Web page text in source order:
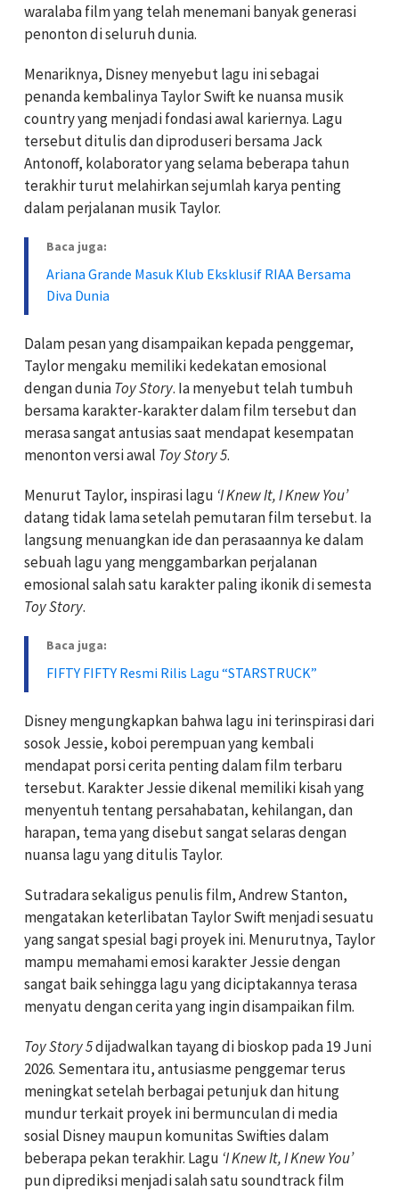
waralaba film yang telah menemani banyak generasi
penonton di seluruh dunia.
Menariknya, Disney menyebut lagu ini sebagai
penanda kembalinya Taylor Swift ke nuansa musik
country yang menjadi fondasi awal kariernya. Lagu
tersebut ditulis dan diproduseri bersama Jack
Antonoff, kolaborator yang selama beberapa tahun
terakhir turut melahirkan sejumlah karya penting
dalam perjalanan musik Taylor.
Baca juga:
Ariana Grande Masuk Klub Eksklusif RIAA Bersama
Diva Dunia
Dalam pesan yang disampaikan kepada penggemar,
Taylor mengaku memiliki kedekatan emosional
dengan duniaToy Story. Ia menyebut telah tumbuh
bersama karakter-karakter dalam film tersebut dan
merasa sangat antusias saat mendapat kesempatan
menonton versi awal Toy Story 5.
Menurut Taylor, inspirasi lagu ‘I Knew It, I Knew You’
datang tidak lama setelah pemutaran film tersebut. Ia
langsung menuangkan ide dan perasaannya ke dalam
sebuah lagu yang menggambarkan perjalanan
emosional salah satu karakter paling ikonik di semesta
Toy Story.
Baca juga:
FIFTY FIFTY Resmi Rilis Lagu “STARSTRUCK”
Disney mengungkapkan bahwa lagu ini terinspirasi dari
sosok Jessie, koboi perempuan yang kembali
mendapat porsi cerita penting dalam film terbaru
tersebut. Karakter Jessie dikenal memiliki kisah yang
menyentuh tentang persahabatan, kehilangan, dan
harapan, tema yang disebut sangat selaras dengan
nuansa lagu yang ditulis Taylor.
Sutradara sekaligus penulis film, Andrew Stanton,
mengatakan keterlibatan Taylor Swift menjadi sesuatu
yang sangat spesial bagi proyek ini. Menurutnya, Taylor
mampu memahami emosi karakter Jessie dengan
sangat baik sehingga lagu yang diciptakannya terasa
menyatu dengan cerita yang ingin disampaikan film.
Toy Story 5dijadwalkan tayang di bioskop pada 19 Juni
2026. Sementara itu, antusiasme penggemar terus
meningkat setelah berbagai petunjuk dan hitung
mundur terkait proyek ini bermunculan di media
sosial Disney maupun komunitas Swifties dalam
beberapa pekan terakhir. Lagu ‘I Knew It, I Knew You’
pun diprediksi menjadi salah satu soundtrack film